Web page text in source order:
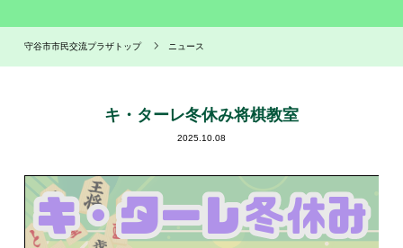
守谷市市民交流プラザトップ ニュース
キ・ターレ冬休み将棋教室
2025.10.08